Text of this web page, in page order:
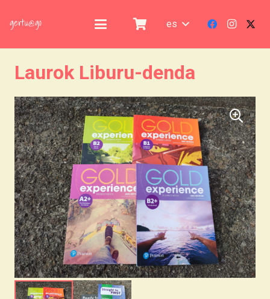
es
Laurok Liburu-denda